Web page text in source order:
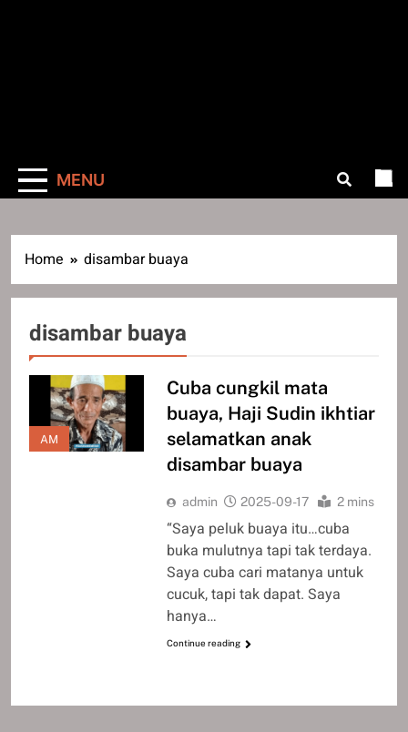
MENU
Home disambar buaya
disambar buaya
AM
Cuba cungkil mata
buaya, Haji Sudin ikhtiar
selamatkan anak
disambar buaya
admin 2025-09-17 2 mins
“Saya peluk buaya itu…cuba
buka mulutnya tapi tak terdaya.
Saya cuba cari matanya untuk
cucuk, tapi tak dapat. Saya
hanya…
Continue reading